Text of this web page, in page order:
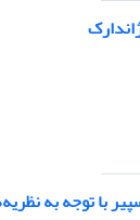
با توجه به